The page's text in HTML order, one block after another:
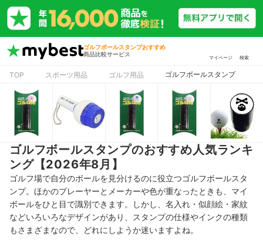
ゴルフボールスタンプおすすめ
商品比較サービス
マイページ 検索
TOP スポーツ用品 ゴルフ用品 ゴルフボールスタンプ
ゴルフボールスタンプのおすすめ人気ランキ
ング【2026年8月】
ゴルフ場で自分のボールを見分けるのに役立つゴルフボールスタ
ンプ。ほかのプレーヤーとメーカーや色が重なったときも、マイ
ボールをひと目で識別できます。しかし、名入れ・似顔絵・家紋
などいろいろなデザインがあり、スタンプの仕様やインクの種類
もさまざまなので、どれにしようか迷いますよね。